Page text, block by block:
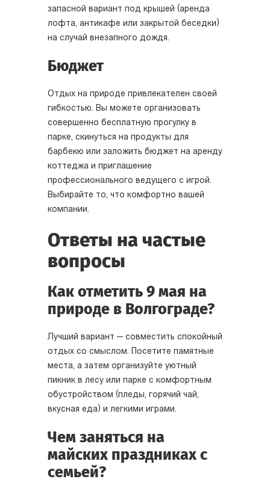
запасной вариант под крышей (аренда
лофта, антикафе или закрытой беседки)
на случай внезапного дождя.
Бюджет
Отдых на природе привлекателен своей
гибкостью. Вы можете организовать
совершенно бесплатную прогулку в
парке, скинуться на продукты для
барбекю или заложить бюджет на аренду
коттеджа и приглашение
профессионального ведущего с игрой.
Выбирайте то, что комфортно вашей
компании.
Ответы на частые
вопросы
Как отметить 9 мая на
природе в Волгограде?
Лучший вариант — совместить спокойный
отдых со смыслом. Посетите памятные
места, а затем организуйте уютный
пикник в лесу или парке с комфортным
обустройством (пледы, горячий чай,
вкусная еда) и легкими играми.
Чем заняться на
майских праздниках с
семьей?